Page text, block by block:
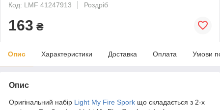
Код: LMF 41247913
Роздріб
163 ₴
Опис Характеристики Доставка Оплата Умови
Опис
Оригінальний набір Light My Fire Spork що складається з 2-х